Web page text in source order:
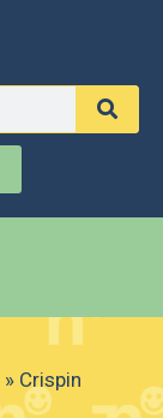
» Crispin